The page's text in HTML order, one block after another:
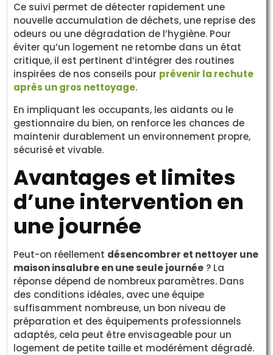
Ce suivi permet de détecter rapidement une
nouvelle accumulation de déchets, une reprise des
odeurs ou une dégradation de l’hygiène. Pour
éviter qu’un logement ne retombe dans un état
critique, il est pertinent d’intégrer des routines
inspirées de nos conseils pour prévenir la rechute
après un gros nettoyage.
En impliquant les occupants, les aidants ou le
gestionnaire du bien, on renforce les chances de
maintenir durablement un environnement propre,
sécurisé et vivable.
Avantages et limites
d’une intervention en
une journée
Peut-on réellement désencombrer et nettoyer une
maison insalubre en une seule journée ? La
réponse dépend de nombreux paramètres. Dans
des conditions idéales, avec une équipe
suffisamment nombreuse, un bon niveau de
préparation et des équipements professionnels
adaptés, cela peut être envisageable pour un
logement de petite taille et modérément dégradé.